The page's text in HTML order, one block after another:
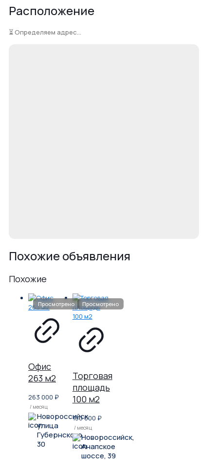
Расположение
⏳ Определяем адрес...
Похожие объявления
Похожие
Офис
263 м2
263 000 ₽
/ месяц
Новороссийск,
улица
Губернского,
30
Торговая
площадь
100 м2
150 000 ₽
/ месяц
Новороссийск,
Анапское
шоссе, 39